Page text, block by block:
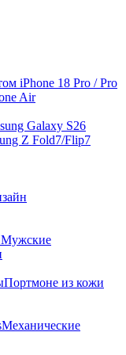
iPhone 18 Pro / Pro
Air
Galaxy S26
Z Fold7/Flip7
Мужские
Портмоне из кожи
Механические